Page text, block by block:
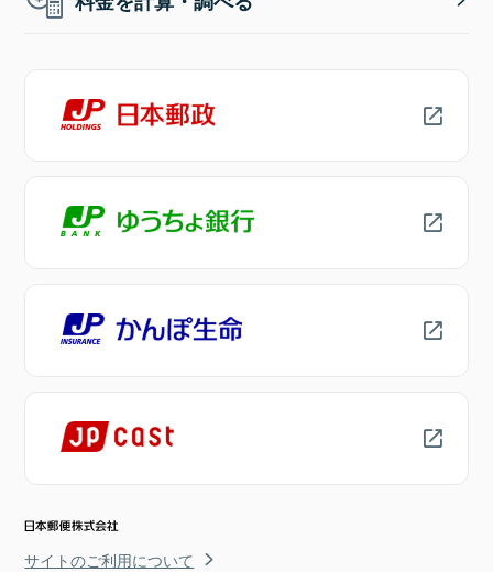
サイトのご利用について